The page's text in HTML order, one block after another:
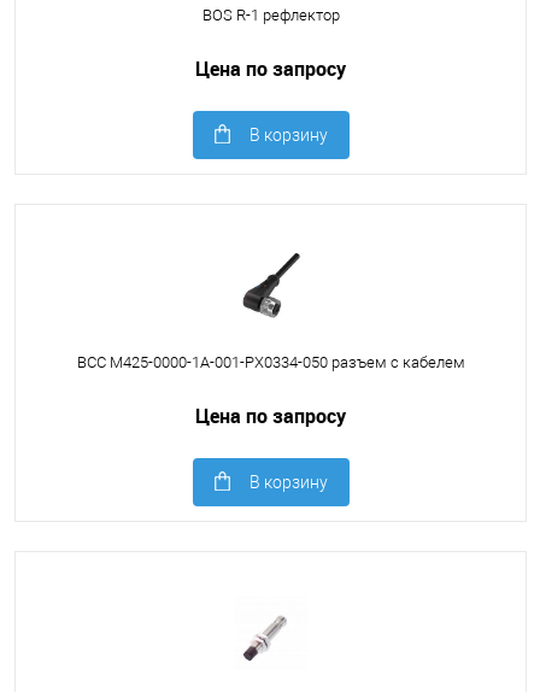
BOS R-1 рефлектор
Цена по запросу
В корзину
BCC M425-0000-1A-001-PX0334-050 разъем с кабелем
Цена по запросу
В корзину